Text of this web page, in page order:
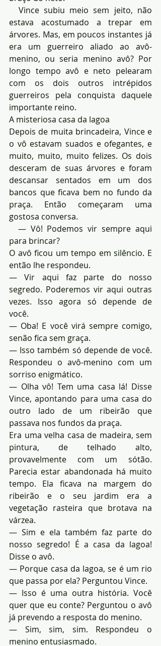
Vince subiu meio sem jeito, não
estava acostumado a trepar em
árvores. Mas, em poucos instantes já
era um guerreiro aliado ao avô-
menino, ou seria menino avô? Por
longo tempo avô e neto pelearam
com os dois outros intrépidos
guerreiros pela conquista daquele
importante reino.
A misteriosa casa da lagoa
Depois de muita brincadeira, Vince e
o vô estavam suados e ofegantes, e
muito, muito, muito felizes. Os dois
desceram de suas árvores e foram
descansar sentados em um dos
bancos que ficava bem no fundo da
praça. Então começaram uma
gostosa conversa.
— Vô! Podemos vir sempre aqui
para brincar?
O avô ficou um tempo em silêncio. E
então lhe respondeu.
— Vir aqui faz parte do nosso
segredo. Poderemos vir aqui outras
vezes. Isso agora só depende de
você.
— Oba! E você virá sempre comigo,
senão fica sem graça.
— Isso também só depende de você.
Respondeu o avô-menino com um
sorriso enigmático.
— Olha vô! Tem uma casa lá! Disse
Vince, apontando para uma casa do
outro lado de um ribeirão que
passava nos fundos da praça.
Era uma velha casa de madeira, sem
pintura, de telhado alto,
provavelmente com um sótão.
Parecia estar abandonada há muito
tempo. Ela ficava na margem do
ribeirão e o seu jardim era a
vegetação rasteira que brotava na
várzea.
— Sim e ela também faz parte do
nosso segredo! É a casa da lagoa!
Disse o avô.
— Porque casa da lagoa, se é um rio
que passa por ela? Perguntou Vince.
— Isso é uma outra história. Você
quer que eu conte? Perguntou o avô
já prevendo a resposta do menino.
— Sim, sim, sim. Respondeu o
menino entusiasmado.